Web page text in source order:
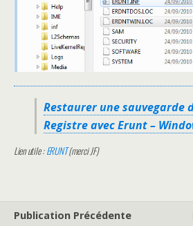
Restaurer une sauvegarde
Registre avec Erunt –
Lien utile :ERUNT(merci JF)
Publication Précédente